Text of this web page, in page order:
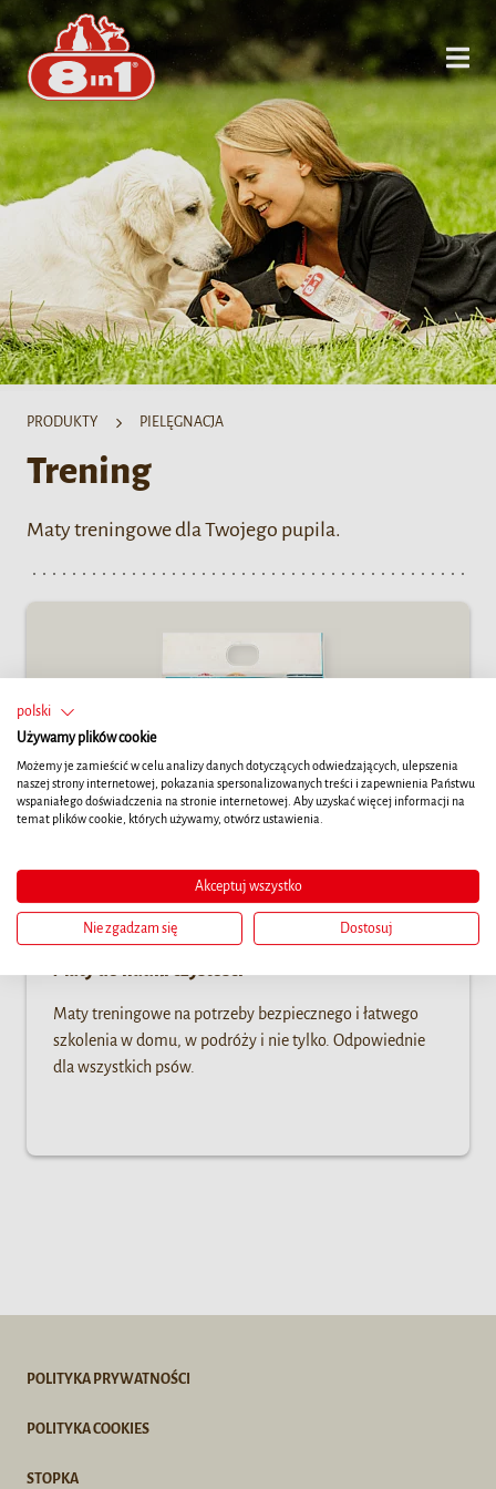
PRODUKTY PIELĘGNACJA
Trening
Maty treningowe dla Twojego pupila.
Maty do nauki czystości
Maty treningowe na potrzeby bezpiecznego i łatwego
szkolenia w domu, w podróży i nie tylko. Odpowiednie
dla wszystkich psów.
POLITYKA PRYWATNOŚCI
POLITYKA COOKIES
STOPKA
polski
Używamy plików cookie
Możemy je zamieścić w celu analizy danych dotyczących odwiedzających, ulepszenia
naszej strony internetowej, pokazania spersonalizowanych treści i zapewnienia Państwu
wspaniałego doświadczenia na stronie internetowej. Aby uzyskać więcej informacji na
temat plików cookie, których używamy, otwórz ustawienia.
Akceptuj wszystko
Nie zgadzam się Dostosuj